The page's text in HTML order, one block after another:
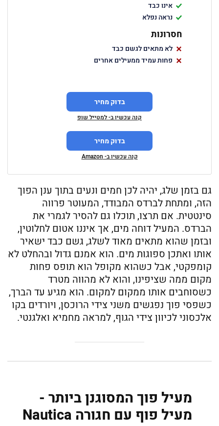
אינו כבד
נראה נפלא
חסרונות
לא מתאים לגשם כבד
פחות עמיד ממעילים אחרים
בדוק מחיר
קנה עכשיו ב- למטייל שופ
בדוק מחיר
קנה עכשיו ב- Amazon
גם בזמן שלג, יהיה לכן חמים ונעים בתוך ענן הפוך
הזה, ומתחת לברדס המבודד, המעוטר פרווה
סינטטית. אם תרצו, תוכלו גם להסיר לגמרי את
הברדס. המעיל דוחה מים, אך איננו אטום לחלוטין,
ובזמן שהוא מתאים מאוד לשלג, גשם כבד ישאיר
אותו ואתכן ספוגות מים. הוא אמנם גדול ובהחלט לא
קומפקטי, אבל כשהוא מקופל הוא תופס פחות
מקום ממה שציפינו, והוא לא מהווה מטרד
כשסוחבים אותו ממקום למקום. הוא מגיע עד הברך,
כשפסי פוך נפגשים משני צידי הרוכסן, ויורדים בקו
אלכסוני לכיוון צידי הגוף, למראה מחמיא ואלגנטי.
מעיל פוך המסוגנן ביותר -
מעיל פוף עם חגורה Nautica